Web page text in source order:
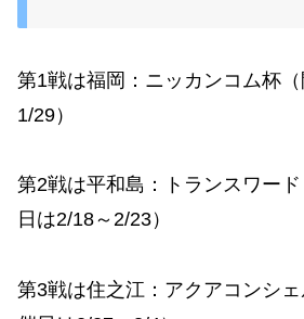
第1戦は福岡：ニッカンコム杯
1/29）
第2戦は平和島：トランスワー
日は2/18～2/23）
第3戦は住之江：アクアコンシ